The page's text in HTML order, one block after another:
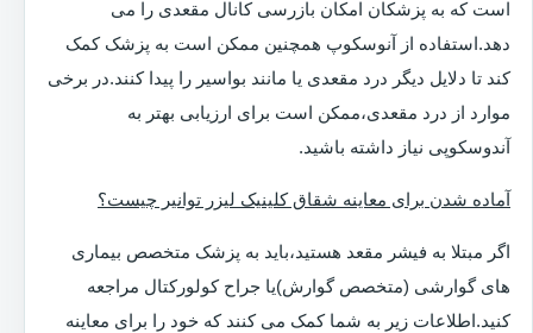
است که به پزشکان امکان بازرسی کانال مقعدی را می
دهد.استفاده از آنوسکوپ همچنین ممکن است به پزشک کمک
کند تا دلایل دیگر درد مقعدی یا مانند بواسیر را پیدا کنند.در برخی
موارد از درد مقعدی،ممکن است برای ارزیابی بهتر به
آندوسکوپی نیاز داشته باشید.
آماده شدن برای معاینه شقاق کلینیک لیزر توانیر چیست؟
اگر مبتلا به فیشر مقعد هستید،باید به پزشک متخصص بیماری
های گوارشی (متخصص گوارش)یا جراح کولورکتال مراجعه
کنید.اطلاعات زیر به شما کمک می کنند که خود را برای معاینه